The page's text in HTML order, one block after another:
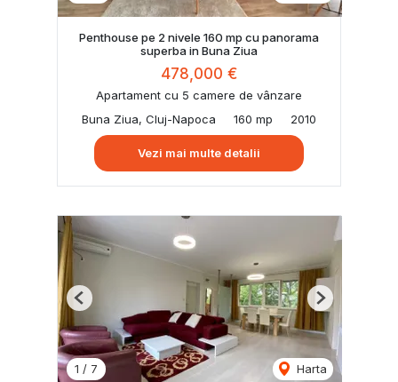
Penthouse pe 2 nivele 160 mp cu panorama
superba in Buna Ziua
478,000 €
Apartament cu 5 camere de vânzare
Buna Ziua, Cluj-Napoca
160 mp 2010
Vezi mai multe detalii
1 / 7 Harta
Previous Next